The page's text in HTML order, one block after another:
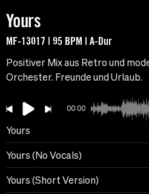
Yours
MF-13017 | 95 BPM | A-Dur
Positiver Mix aus Retro und
Orchester. Freunde und Urlaub.
00:00
Yours
Yours (No Vocals)
Yours (Short Version)